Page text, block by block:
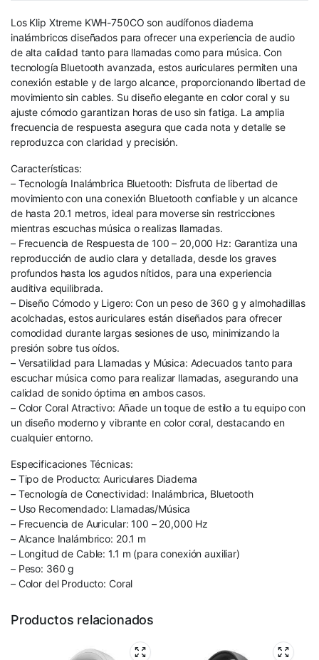
Los Klip Xtreme KWH-750CO son audífonos diadema
inalámbricos diseñados para ofrecer una experiencia de audio
de alta calidad tanto para llamadas como para música. Con
tecnología Bluetooth avanzada, estos auriculares permiten una
conexión estable y de largo alcance, proporcionando libertad de
movimiento sin cables. Su diseño elegante en color coral y su
ajuste cómodo garantizan horas de uso sin fatiga. La amplia
frecuencia de respuesta asegura que cada nota y detalle se
reproduzca con claridad y precisión.
Características:
– Tecnología Inalámbrica Bluetooth: Disfruta de libertad de
movimiento con una conexión Bluetooth confiable y un alcance
de hasta 20.1 metros, ideal para moverse sin restricciones
mientras escuchas música o realizas llamadas.
– Frecuencia de Respuesta de 100 – 20,000 Hz: Garantiza una
reproducción de audio clara y detallada, desde los graves
profundos hasta los agudos nítidos, para una experiencia
auditiva equilibrada.
– Diseño Cómodo y Ligero: Con un peso de 360 g y almohadillas
acolchadas, estos auriculares están diseñados para ofrecer
comodidad durante largas sesiones de uso, minimizando la
presión sobre tus oídos.
– Versatilidad para Llamadas y Música: Adecuados tanto para
escuchar música como para realizar llamadas, asegurando una
calidad de sonido óptima en ambos casos.
– Color Coral Atractivo: Añade un toque de estilo a tu equipo con
un diseño moderno y vibrante en color coral, destacando en
cualquier entorno.
Especificaciones Técnicas:
– Tipo de Producto: Auriculares Diadema
– Tecnología de Conectividad: Inalámbrica, Bluetooth
– Uso Recomendado: Llamadas/Música
– Frecuencia de Auricular: 100 – 20,000 Hz
– Alcance Inalámbrico: 20.1 m
– Longitud de Cable: 1.1 m (para conexión auxiliar)
– Peso: 360 g
– Color del Producto: Coral
Productos relacionados